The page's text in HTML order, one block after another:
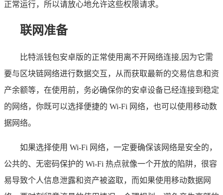
正常运行，所以请放心地允许这些权限请求。
联网准备
比特派钱包安卓版的正常使用离不开网络连接,因为它需
要与区块链网络进行数据交互，从而获取最新的交易信息和资
产余额等，在使用前，务必确保你的安卓设备已经连接到稳定
的网络，你既可以选择便捷的 Wi-Fi 网络，也可以使用移动数
据网络。
如果选择使用 Wi-Fi 网络，一定要确保该网络是安全的，
公共的、无密码保护的 Wi-Fi 热点就像一个开放的陷阱，很容
易导致个人信息泄露和资产被盗取，而如果使用移动数据网